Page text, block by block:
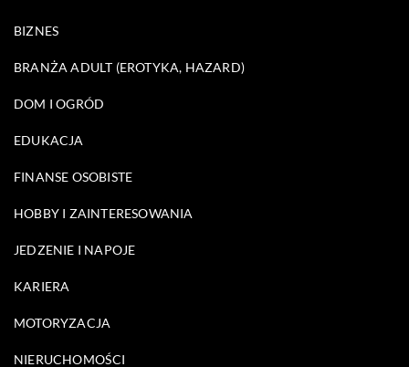
BIZNES
BRANŻA ADULT (EROTYKA, HAZARD)
DOM I OGRÓD
EDUKACJA
FINANSE OSOBISTE
HOBBY I ZAINTERESOWANIA
JEDZENIE I NAPOJE
KARIERA
MOTORYZACJA
NIERUCHOMOŚCI